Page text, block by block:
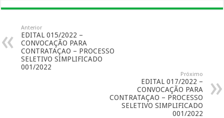
Anterior
EDITAL 015/2022 –
CONVOCAÇÃO PARA
CONTRATAÇAO – PROCESSO
SELETIVO SIMPLIFICADO
001/2022
Próximo
EDITAL 017/2022 –
CONVOCAÇÃO PARA
CONTRATAÇAO – PROCESSO
SELETIVO SIMPLIFICADO
001/2022